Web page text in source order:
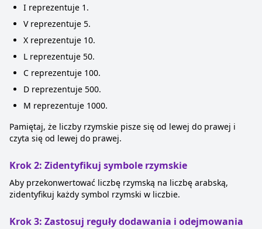
I reprezentuje 1.
V reprezentuje 5.
X reprezentuje 10.
L reprezentuje 50.
C reprezentuje 100.
D reprezentuje 500.
M reprezentuje 1000.
Pamiętaj, że liczby rzymskie pisze się od lewej do prawej i
czyta się od lewej do prawej.
Krok 2: Zidentyfikuj symbole rzymskie
Aby przekonwertować liczbę rzymską na liczbę arabską,
zidentyfikuj każdy symbol rzymski w liczbie.
Krok 3: Zastosuj reguły dodawania i odejmowania